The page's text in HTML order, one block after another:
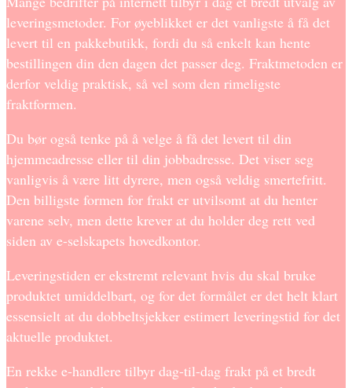
leveringsmetoder. For øyeblikket er det vanligste å få det
levert til en pakkebutikk, fordi du så enkelt kan hente
bestillingen din den dagen det passer deg. Fraktmetoden er
derfor veldig praktisk, så vel som den rimeligste
fraktformen.
Du bør også tenke på å velge å få det levert til din
hjemmeadresse eller til din jobbadresse. Det viser seg
vanligvis å være litt dyrere, men også veldig smertefritt.
Den billigste formen for frakt er utvilsomt at du henter
varene selv, men dette krever at du holder deg rett ved
siden av e-selskapets hovedkontor.
Leveringstiden er ekstremt relevant hvis du skal bruke
produktet umiddelbart, og for det formålet er det helt klart
essensielt at du dobbeltsjekker estimert leveringstid for det
aktuelle produktet.
En rekke e-handlere tilbyr dag-til-dag frakt på et bredt